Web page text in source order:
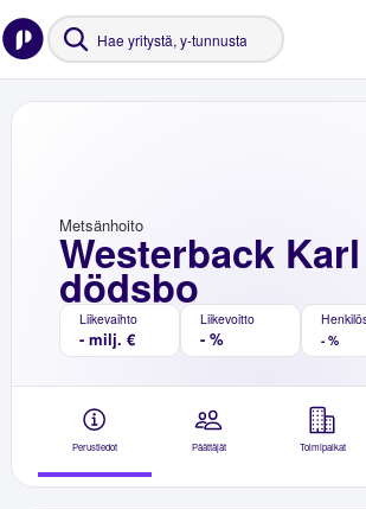
Westerback
dödsbo
Metsänhoito
Liikevaihto
- milj. €
Liikevoitto
- %
- %
Perustiedot Päättäjät Toimipaikat